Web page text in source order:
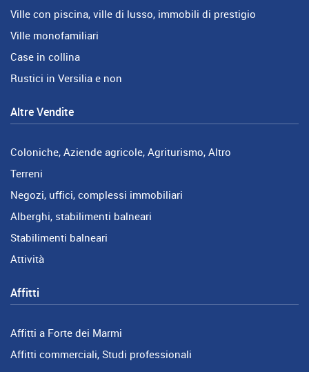
Ville con piscina, ville di lusso, immobili di prestigio
Ville monofamiliari
Case in collina
Rustici in Versilia e non
Altre Vendite
Coloniche, Aziende agricole, Agriturismo, Altro
Terreni
Negozi, uffici, complessi immobiliari
Alberghi, stabilimenti balneari
Stabilimenti balneari
Attività
Affitti
Affitti a Forte dei Marmi
Affitti commerciali, Studi professionali